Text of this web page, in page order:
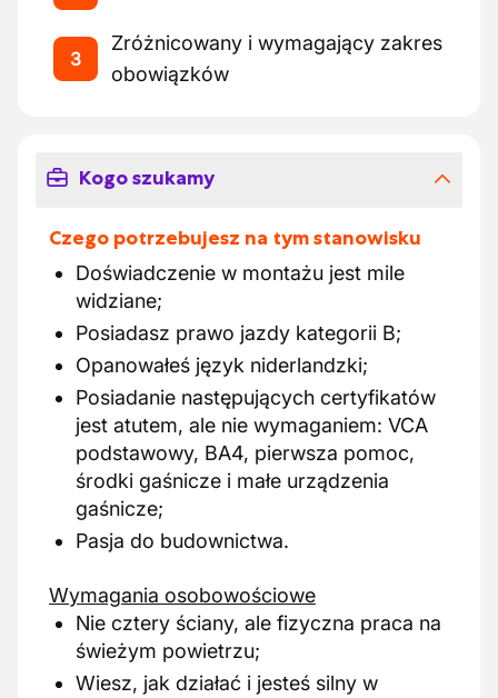
3
Zróżnicowany i wymagający zakres
obowiązków
Kogo szukamy
Czego potrzebujesz na tym stanowisku
Doświadczenie w montażu jest mile
widziane;
Posiadasz prawo jazdy kategorii B;
Opanowałeś język niderlandzki;
Posiadanie następujących certyfikatów
jest atutem, ale nie wymaganiem: VCA
podstawowy, BA4, pierwsza pomoc,
środki gaśnicze i małe urządzenia
gaśnicze;
Pasja do budownictwa.
Wymagania osobowościowe
Nie cztery ściany, ale fizyczna praca na
świeżym powietrzu;
Wiesz, jak działać i jesteś silny w